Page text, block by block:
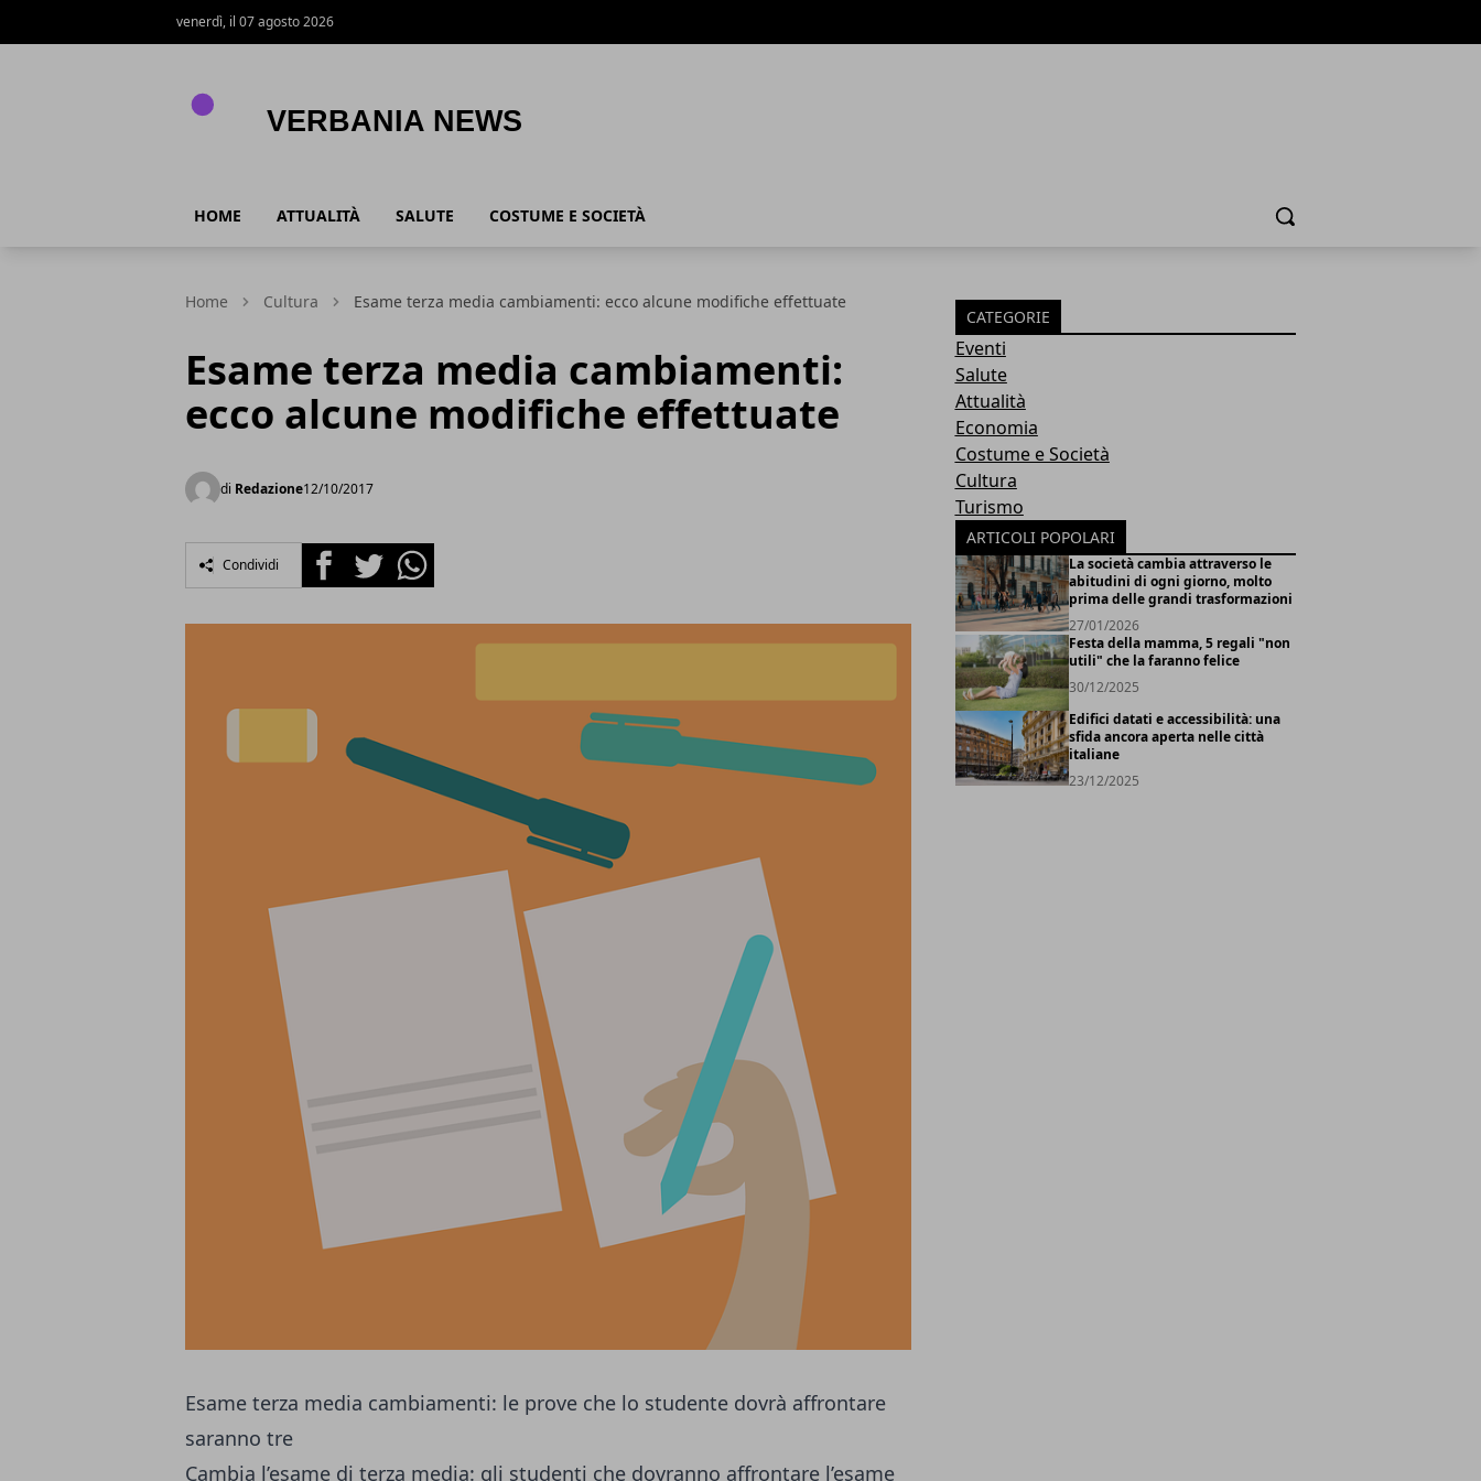
venerdì, il 07 agosto 2026
HOME ATTUALITÀ SALUTE COSTUME E SOCIETÀ Cerca
Home Cultura Esame terza media cambiamenti: ecco alcune modifiche effettuate
Esame terza media cambiamenti:
ecco alcune modifiche effettuate
di Redazione12/10/2017
Condividi FacebookTwitterWhatsapp
Esame terza media cambiamenti: le prove che lo studente dovrà affrontare
saranno tre
Cambia l’esame di terza media: gli studenti che dovranno affrontare l’esame
CATEGORIE
Eventi
Salute
Attualità
Economia
Costume e Società
Cultura
Turismo
ARTICOLI POPOLARI
La società cambia attraverso le
abitudini di ogni giorno, molto
prima delle grandi trasformazioni
27/01/2026
Festa della mamma, 5 regali "non
utili" che la faranno felice
30/12/2025
Edifici datati e accessibilità: una
sfida ancora aperta nelle città
italiane
23/12/2025